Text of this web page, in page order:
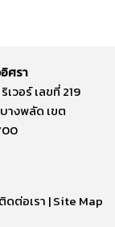
ศรา
เวอร์ เลขที่ 219
างพลัด เขต
ติดต่อเรา |Site Map